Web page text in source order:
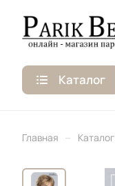
Каталог
Главная – Каталог